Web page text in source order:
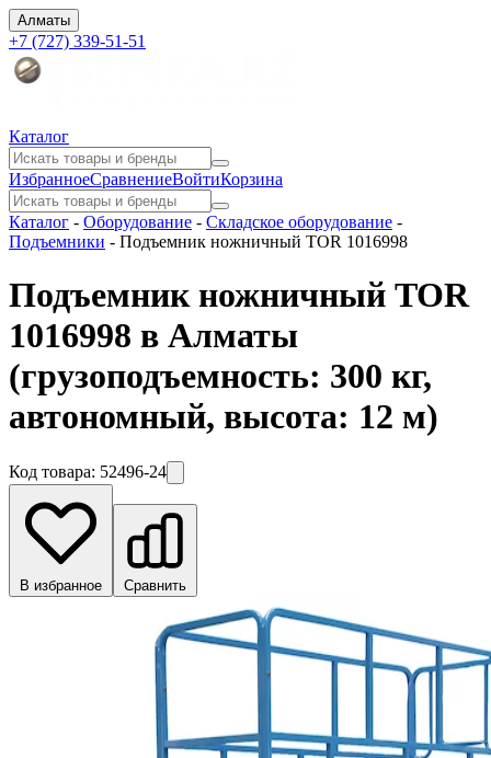
Алматы
+7 (727) 339-51-51
Каталог
ИзбранноеСравнениеВойтиКорзина
Каталог - Оборудование - Складское оборудование -
Подъемники - Подъемник ножничный TOR 1016998
Подъемник ножничный TOR
1016998 в Алматы
(грузоподъемность: 300 кг,
автономный, высота: 12 м)
Код товара: 52496-24
В избранное Сравнить